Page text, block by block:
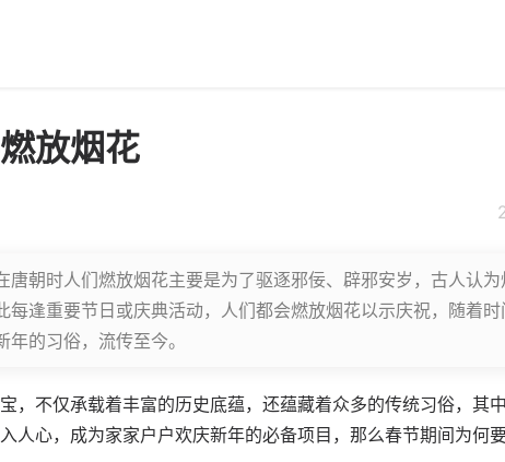
放烟花
唐朝时人们燃放烟花主要是为了驱逐邪佞、辟邪安岁，古人认
每逢重要节日或庆典活动，人们都会燃放烟花以示庆祝，随着
的习俗，流传至今。
，不仅承载着丰富的历史底蕴，还蕴藏着众多的传统习俗，其
人心，成为家家户户欢庆新年的必备项目，那么春节期间为何